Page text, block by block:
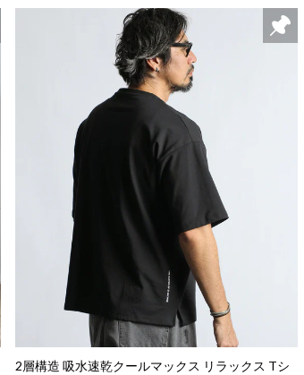
2層構造 吸水速乾クールマックス リラックス Tシ